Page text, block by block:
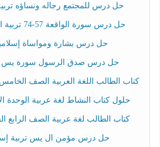
حل درس للمجتمع رجاله ونساؤه
حل درس سورة الواقعة 57-74 تربية اسلامية الصف التاسع
حل درس بشارة ومواساة
حل درس صدق الرسول سورة يس 1-12 إسلامية ثامن
كتاب الطالب اللغة العربية الصف الخامس الفصل
حلول كتاب النشاط لغة عربية الوحدة
كتاب الطالب لغة عربية الصف الرابع الفصل
حل درس مؤمن ال يس تربية